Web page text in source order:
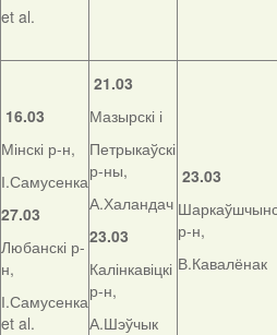
et al.
16.03
Мінскі р-н,
І.Самусенка
27.03
Любанскі р-
н,
І.Самусенка
et al.
21.03
Мазырскі і
Петрыкаўскі
р-ны,
А.Халандач
23.03
Калінкавіцкі
р-н,
А.Шэўчык
23.03
р-н,
В.Кавалёнак